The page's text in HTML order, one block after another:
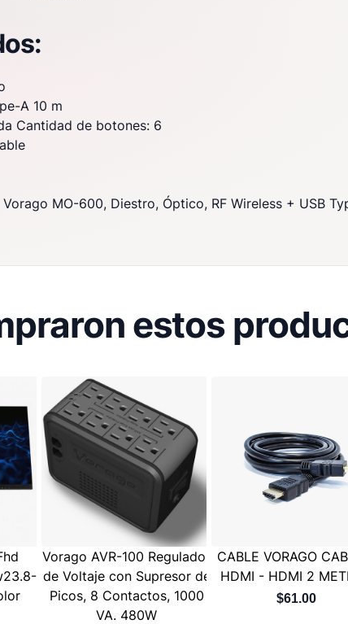
A 10 m
Cantidad de botones: 6
Vorago MO-600, Diestro, Óptico, RF Wireless + USB
estos
Vorago AVR-100 Regulador
de Voltaje con Supresor de
Picos, 8 Contactos, 1000
VA. 480W
CABLE VORAGO
HDMI - HDMI 2
$61.00